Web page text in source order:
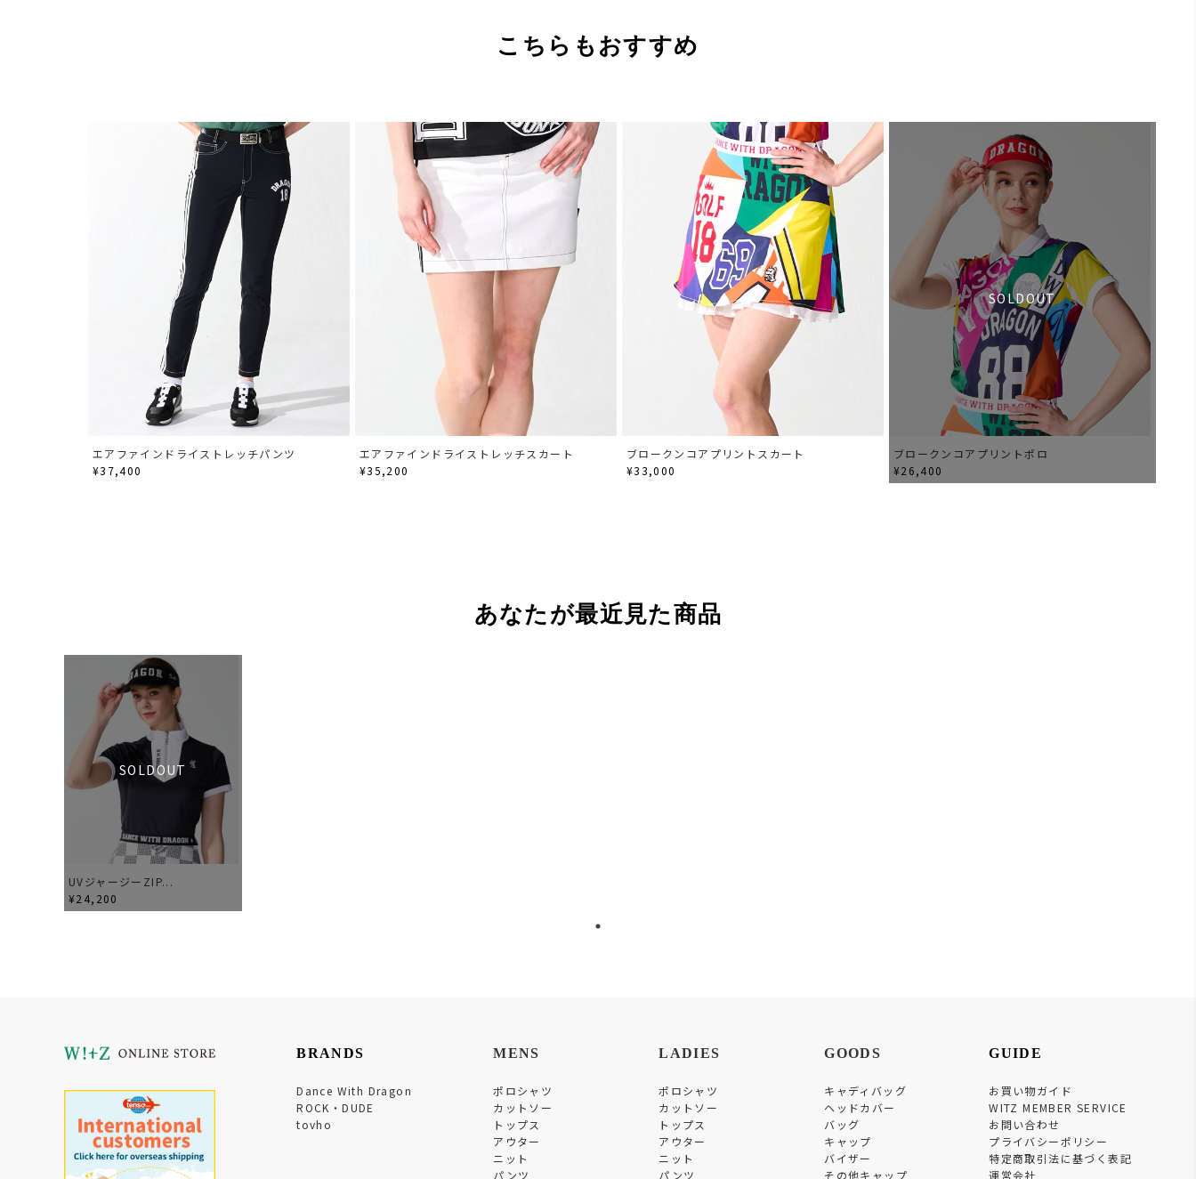
こちらもおすすめ
エアファインドライストレッチパンツ
¥37,400
エアファインドライストレッチスカート
¥35,200
ブロークンコアプリントスカート
¥33,000
SOLDOUT
ブロークンコアプリントポロ
¥26,400
あなたが最近見た商品
SOLDOUT
UVジャージーZIP...
¥24,200
BRANDS
Dance With Dragon
ROCK・DUDE
tovho
MENS
ポロシャツ
カットソー
トップス
アウター
ニット
パンツ
LADIES
ポロシャツ
カットソー
トップス
アウター
ニット
パンツ
GOODS
キャディバッグ
ヘッドカバー
バッグ
キャップ
バイザー
その他キャップ
GUIDE
お買い物ガイド
WITZ MEMBER SERVICE
お問い合わせ
プライバシーポリシー
特定商取引法に基づく表記
運営会社